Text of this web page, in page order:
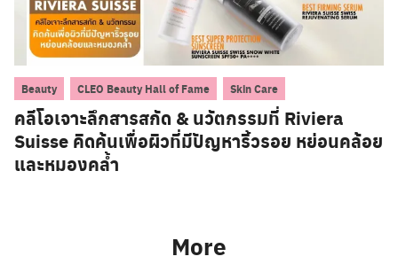
Beauty CLEO Beauty Hall of Fame Skin Care
คลีโอเจาะลึกสารสกัด & นวัตกรรมที่ Riviera
Suisse คิดค้นเพื่อผิวที่มีปัญหาริ้วรอย หย่อนคล้อย
และหมองคล้ำ
More